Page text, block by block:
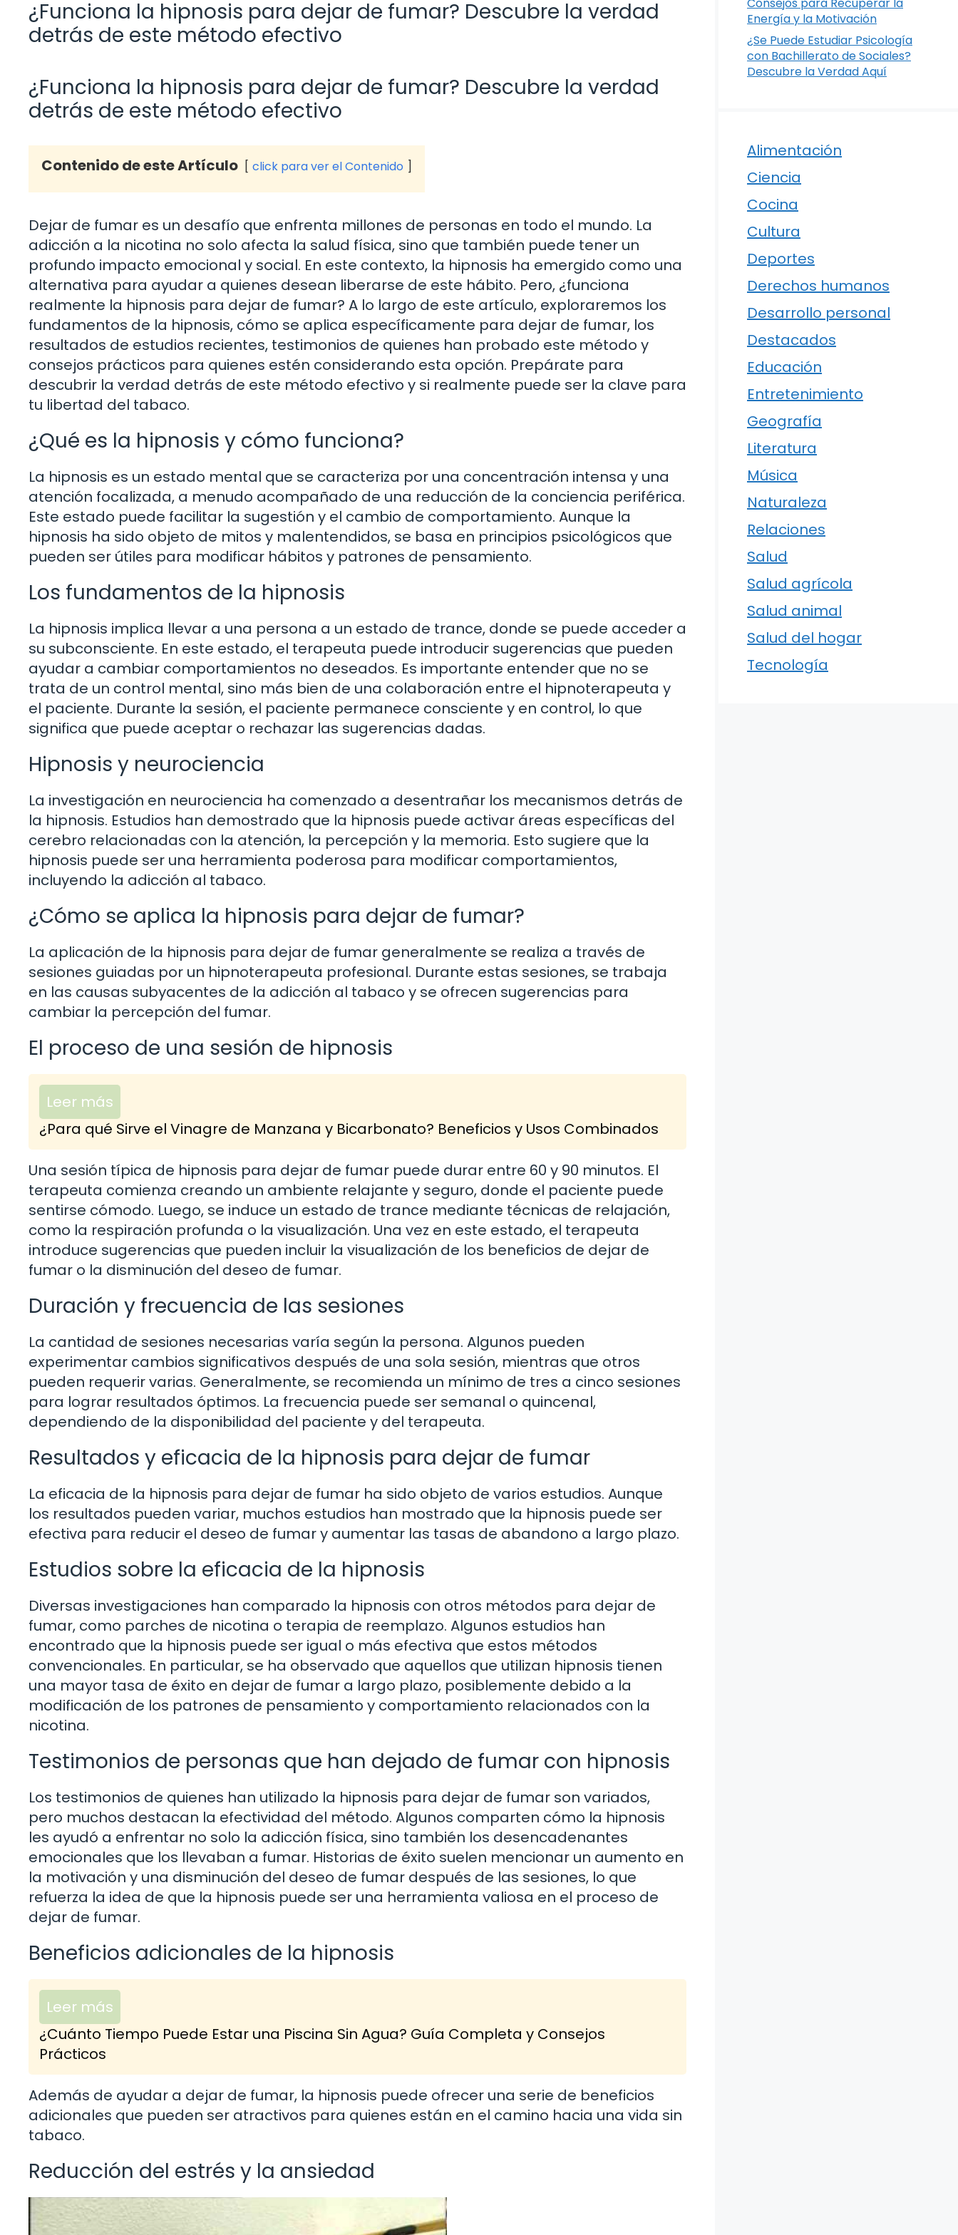
¿Funciona la hipnosis para dejar de fumar? Descubre la verdad
detrás de este método efectivo
¿Funciona la hipnosis para dejar de fumar? Descubre la verdad
detrás de este método efectivo
Contenido de este Artículo click para ver el Contenido
Dejar de fumar es un desafío que enfrenta millones de personas en todo el mundo. La
adicción a la nicotina no solo afecta la salud física, sino que también puede tener un
profundo impacto emocional y social. En este contexto, la hipnosis ha emergido como una
alternativa para ayudar a quienes desean liberarse de este hábito. Pero, ¿funciona
realmente la hipnosis para dejar de fumar? A lo largo de este artículo, exploraremos los
fundamentos de la hipnosis, cómo se aplica específicamente para dejar de fumar, los
resultados de estudios recientes, testimonios de quienes han probado este método y
consejos prácticos para quienes estén considerando esta opción. Prepárate para
descubrir la verdad detrás de este método efectivo y si realmente puede ser la clave para
tu libertad del tabaco.
¿Qué es la hipnosis y cómo funciona?
La hipnosis es un estado mental que se caracteriza por una concentración intensa y una
atención focalizada, a menudo acompañado de una reducción de la conciencia periférica.
Este estado puede facilitar la sugestión y el cambio de comportamiento. Aunque la
hipnosis ha sido objeto de mitos y malentendidos, se basa en principios psicológicos que
pueden ser útiles para modificar hábitos y patrones de pensamiento.
Los fundamentos de la hipnosis
La hipnosis implica llevar a una persona a un estado de trance, donde se puede acceder a
su subconsciente. En este estado, el terapeuta puede introducir sugerencias que pueden
ayudar a cambiar comportamientos no deseados. Es importante entender que no se
trata de un control mental, sino más bien de una colaboración entre el hipnoterapeuta y
el paciente. Durante la sesión, el paciente permanece consciente y en control, lo que
significa que puede aceptar o rechazar las sugerencias dadas.
Hipnosis y neurociencia
La investigación en neurociencia ha comenzado a desentrañar los mecanismos detrás de
la hipnosis. Estudios han demostrado que la hipnosis puede activar áreas específicas del
cerebro relacionadas con la atención, la percepción y la memoria. Esto sugiere que la
hipnosis puede ser una herramienta poderosa para modificar comportamientos,
incluyendo la adicción al tabaco.
¿Cómo se aplica la hipnosis para dejar de fumar?
La aplicación de la hipnosis para dejar de fumar generalmente se realiza a través de
sesiones guiadas por un hipnoterapeuta profesional. Durante estas sesiones, se trabaja
en las causas subyacentes de la adicción al tabaco y se ofrecen sugerencias para
cambiar la percepción del fumar.
El proceso de una sesión de hipnosis
Leer más
¿Para qué Sirve el Vinagre de Manzana y Bicarbonato? Beneficios y Usos Combinados
Una sesión típica de hipnosis para dejar de fumar puede durar entre 60 y 90 minutos. El
terapeuta comienza creando un ambiente relajante y seguro, donde el paciente puede
sentirse cómodo. Luego, se induce un estado de trance mediante técnicas de relajación,
como la respiración profunda o la visualización. Una vez en este estado, el terapeuta
introduce sugerencias que pueden incluir la visualización de los beneficios de dejar de
fumar o la disminución del deseo de fumar.
Duración y frecuencia de las sesiones
La cantidad de sesiones necesarias varía según la persona. Algunos pueden
experimentar cambios significativos después de una sola sesión, mientras que otros
pueden requerir varias. Generalmente, se recomienda un mínimo de tres a cinco sesiones
para lograr resultados óptimos. La frecuencia puede ser semanal o quincenal,
dependiendo de la disponibilidad del paciente y del terapeuta.
Resultados y eficacia de la hipnosis para dejar de fumar
La eficacia de la hipnosis para dejar de fumar ha sido objeto de varios estudios. Aunque
los resultados pueden variar, muchos estudios han mostrado que la hipnosis puede ser
efectiva para reducir el deseo de fumar y aumentar las tasas de abandono a largo plazo.
Estudios sobre la eficacia de la hipnosis
Diversas investigaciones han comparado la hipnosis con otros métodos para dejar de
fumar, como parches de nicotina o terapia de reemplazo. Algunos estudios han
encontrado que la hipnosis puede ser igual o más efectiva que estos métodos
convencionales. En particular, se ha observado que aquellos que utilizan hipnosis tienen
una mayor tasa de éxito en dejar de fumar a largo plazo, posiblemente debido a la
modificación de los patrones de pensamiento y comportamiento relacionados con la
nicotina.
Testimonios de personas que han dejado de fumar con hipnosis
Los testimonios de quienes han utilizado la hipnosis para dejar de fumar son variados,
pero muchos destacan la efectividad del método. Algunos comparten cómo la hipnosis
les ayudó a enfrentar no solo la adicción física, sino también los desencadenantes
emocionales que los llevaban a fumar. Historias de éxito suelen mencionar un aumento en
la motivación y una disminución del deseo de fumar después de las sesiones, lo que
refuerza la idea de que la hipnosis puede ser una herramienta valiosa en el proceso de
dejar de fumar.
Beneficios adicionales de la hipnosis
Leer más
¿Cuánto Tiempo Puede Estar una Piscina Sin Agua? Guía Completa y Consejos
Prácticos
Además de ayudar a dejar de fumar, la hipnosis puede ofrecer una serie de beneficios
adicionales que pueden ser atractivos para quienes están en el camino hacia una vida sin
tabaco.
Reducción del estrés y la ansiedad
Energía y la Motivación
¿Se Puede Estudiar Psicología
con Bachillerato de Sociales?
Descubre la Verdad Aquí
Alimentación
Ciencia
Cocina
Cultura
Deportes
Derechos humanos
Desarrollo personal
Destacados
Educación
Entretenimiento
Geografía
Literatura
Música
Naturaleza
Relaciones
Salud
Salud agrícola
Salud animal
Salud del hogar
Tecnología